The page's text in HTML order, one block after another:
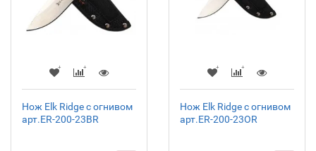
Нож Elk Ridge с огнивом
арт.ER-200-23BR
Нож Elk Ridge с огнивом
арт.ER-200-23OR